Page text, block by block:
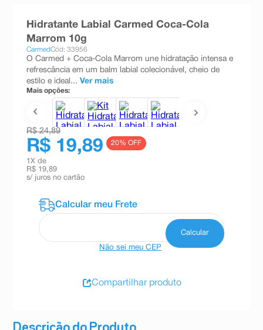
Hidratante Labial Carmed Coca-Cola
Marrom 10g
CarmedCód: 33956
O Carmed + Coca-Cola Marrom une hidratação intensa e
refrescância em um balm labial colecionável, cheio de
estilo e ideal... Ver mais
Mais opções:
R$ 24,89
R$ 19,89 20% OFF
1 X de
R$ 19,89
s/ juros no cartão
Não sei meu CEP
Compartilhar produto
esmalte
10ºabsorvente